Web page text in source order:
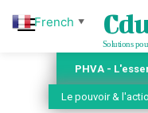
Solutions
PHVA -
Le pouvoir &
French ▼